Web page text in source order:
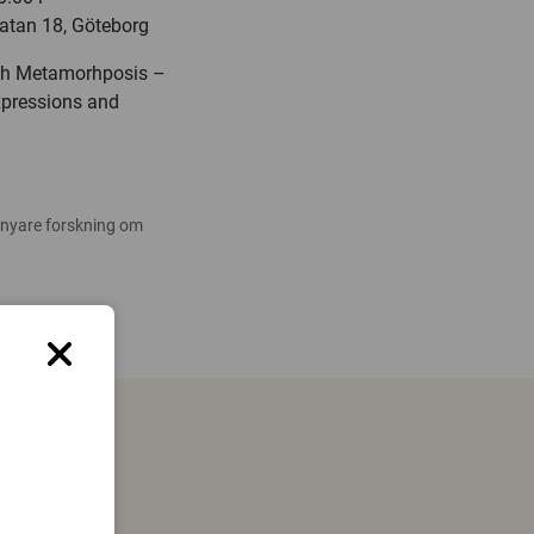
18, Göteborg
Metamorhposis –
and
forskning om